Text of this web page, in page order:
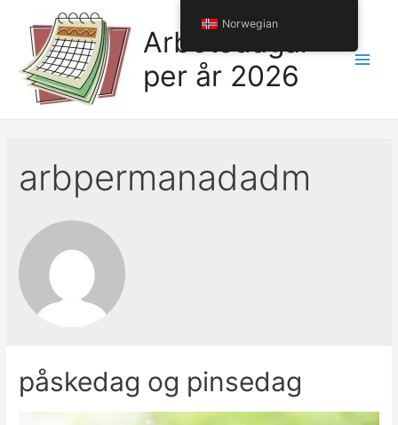
innholdet
Arbetsdagar
per år 2026
arbpermanadadm
påskedag og pinsedag
Norwegian